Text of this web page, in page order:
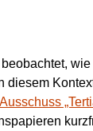
beobachtet,
diesem
Ausschuss